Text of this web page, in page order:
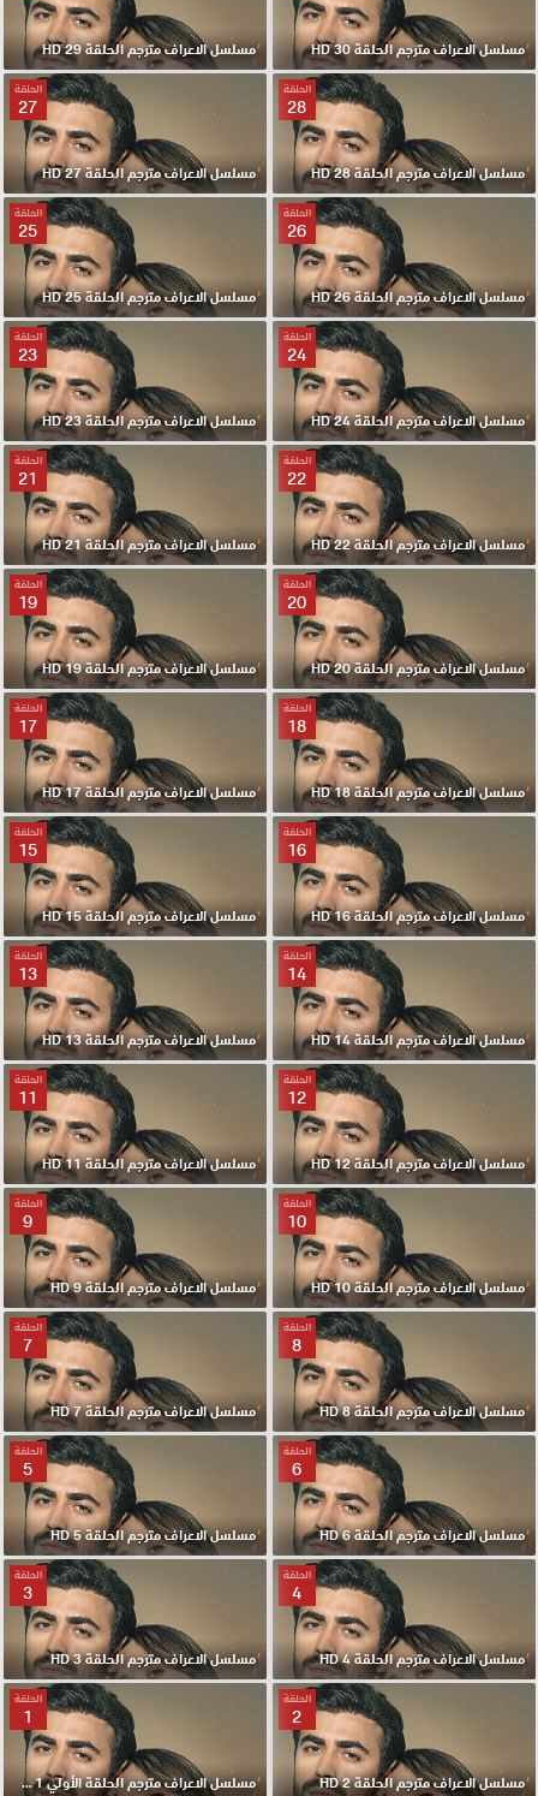
مسلسل الاعراف مترجم الحلقة 30 HD مسلسل الاعراف مترجم الحلقة 29 HD
الحلقة
28
مسلسل الاعراف مترجم الحلقة 28 HD
الحلقة
27
مسلسل الاعراف مترجم الحلقة 27 HD
الحلقة
26
مسلسل الاعراف مترجم الحلقة 26 HD
الحلقة
25
مسلسل الاعراف مترجم الحلقة 25 HD
الحلقة
24
مسلسل الاعراف مترجم الحلقة 24 HD
الحلقة
23
مسلسل الاعراف مترجم الحلقة 23 HD
الحلقة
22
مسلسل الاعراف مترجم الحلقة 22 HD
الحلقة
21
مسلسل الاعراف مترجم الحلقة 21 HD
الحلقة
20
مسلسل الاعراف مترجم الحلقة 20 HD
الحلقة
19
مسلسل الاعراف مترجم الحلقة 19 HD
الحلقة
18
مسلسل الاعراف مترجم الحلقة 18 HD
الحلقة
17
مسلسل الاعراف مترجم الحلقة 17 HD
الحلقة
16
مسلسل الاعراف مترجم الحلقة 16 HD
الحلقة
15
مسلسل الاعراف مترجم الحلقة 15 HD
الحلقة
14
مسلسل الاعراف مترجم الحلقة 14 HD
الحلقة
13
مسلسل الاعراف مترجم الحلقة 13 HD
الحلقة
12
مسلسل الاعراف مترجم الحلقة 12 HD
الحلقة
11
مسلسل الاعراف مترجم الحلقة 11 HD
الحلقة
10
مسلسل الاعراف مترجم الحلقة 10 HD
الحلقة
9
مسلسل الاعراف مترجم الحلقة 9 HD
الحلقة
8
مسلسل الاعراف مترجم الحلقة 8 HD
الحلقة
7
مسلسل الاعراف مترجم الحلقة 7 HD
الحلقة
6
مسلسل الاعراف مترجم الحلقة 6 HD
الحلقة
5
مسلسل الاعراف مترجم الحلقة 5 HD
الحلقة
4
مسلسل الاعراف مترجم الحلقة 4 HD
الحلقة
3
مسلسل الاعراف مترجم الحلقة 3 HD
الحلقة
2
مسلسل الاعراف مترجم الحلقة 2 HD
الحلقة
1
مسلسل الاعراف مترجم الحلقة الأولي 1 HD